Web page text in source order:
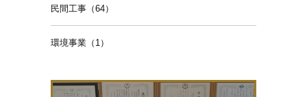
民間工事（64）
環境事業（1）